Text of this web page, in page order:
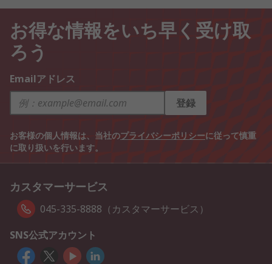
お得な情報をいち早く受け取
ろう
Emailアドレス
登録
お客様の個人情報は、当社のプライバシーポリシーに従って慎重
に取り扱いを行います。
カスタマーサービス
045-335-8888（カスタマーサービス）
SNS公式アカウント